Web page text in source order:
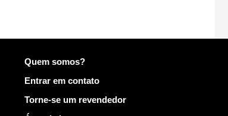
Mais informações em Mailo
Quem somos?
Entrar em contato
Torne-se um revendedor